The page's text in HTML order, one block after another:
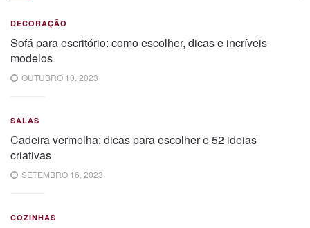
DECORAÇÃO
Sofá para escritório: como escolher, dicas e incríveis
modelos
OUTUBRO 10, 2023
SALAS
Cadeira vermelha: dicas para escolher e 52 ideias
criativas
SETEMBRO 16, 2023
COZINHAS